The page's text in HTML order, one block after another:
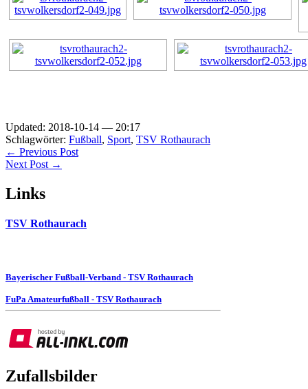
Updated: 2018-10-14 — 20:17
Schlagwörter: Fußball, Sport, TSV Rothaurach
← Previous Post
Next Post →
Links
TSV Rothaurach
Bayerischer Fußball-Verband - TSV Rothaurach
FuPa Amateurfußball - TSV Rothaurach
Zufallsbilder